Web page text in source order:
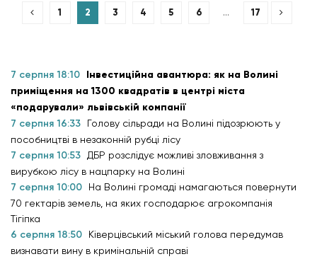
1 2 3 4 5 6 … 17
7 серпня 18:10 Інвестиційна авантюра: як на Волині
приміщення на 1300 квадратів в центрі міста
«подарували» львівській компанії
7 серпня 16:33
Голову сільради на Волині підозрюють у
пособництві в незаконній рубці лісу
7 серпня 10:53
ДБР розслідує можливі зловживання з
вирубкою лісу в нацпарку на Волині
7 серпня 10:00
На Волині громаді намагаються повернути
70 гектарів земель, на яких господарює агрокомпанія
Тігіпка
6 серпня 18:50
Ківерцівський міський голова передумав
визнавати вину в кримінальній справі